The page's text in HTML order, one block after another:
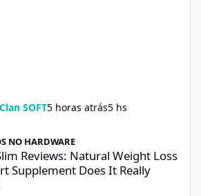
SOFT5 horas atrás5 hs
Weight Loss Support Supplement
NO HARDWARE
Reviews: Natural Weight Loss
Supplement Does It Really